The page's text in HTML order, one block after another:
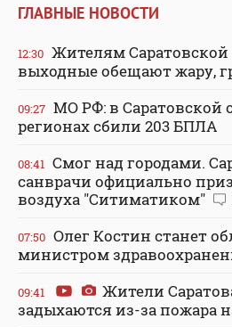
ГЛАВНЫЕ НОВОСТИ
12:30 Жителям Саратовской
выходные обещают жару,
09:27 МО РФ: в Саратовской
регионах сбили 203 БПЛА
08:41 Смог над городами.
санврачи официально
воздуха "Ситиматиком"
07:50 Олег Костин станет
министром
09:41
Жители
задыхаются из-за пожара